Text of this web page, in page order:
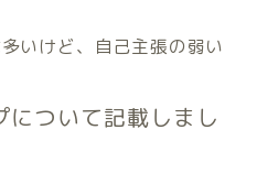
いけど、自己主張の弱い
について記載しまし